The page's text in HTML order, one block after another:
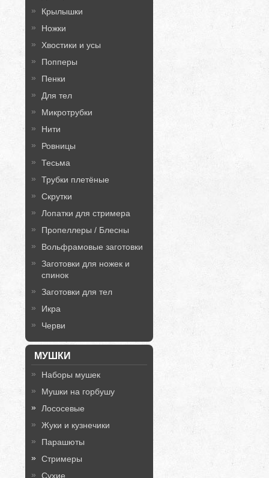
Крылышки
Ножки
Хвостики и усы
Попперы
Пенки
Для тел
Микротрубки
Нити
Ровницы
Тесьма
Трубки плетёные
Скрутки
Лопатки для стримера
Пропеллеры / Блесны
Вольфрамовые заготовки
Заготовки для ножек и
спинок
Заготовки для тел
Икра
Черви
МУШКИ
Наборы мушек
Мушки на горбушу
Лососевые
Жуки и кузнечики
Парашюты
Стримеры
Сухие